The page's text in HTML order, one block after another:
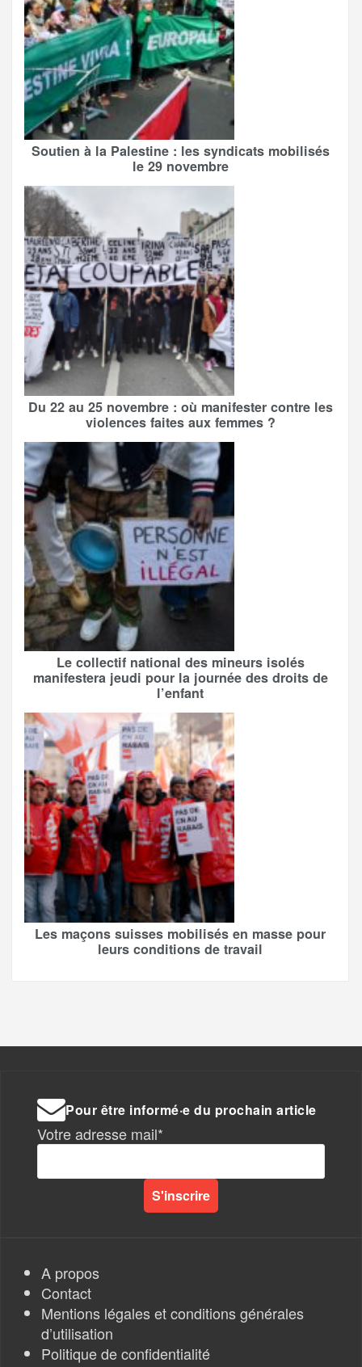
Soutien à la Palestine : les syndicats mobilisés
le 29 novembre
Du 22 au 25 novembre : où manifester contre les
violences faites aux femmes ?
Le collectif national des mineurs isolés
manifestera jeudi pour la journée des droits de
l’enfant
Les maçons suisses mobilisés en masse pour
leurs conditions de travail
Pour être informé·e du prochain article
Votre adresse mail*
A propos
Contact
Mentions légales et conditions générales
d’utilisation
Politique de confidentialité